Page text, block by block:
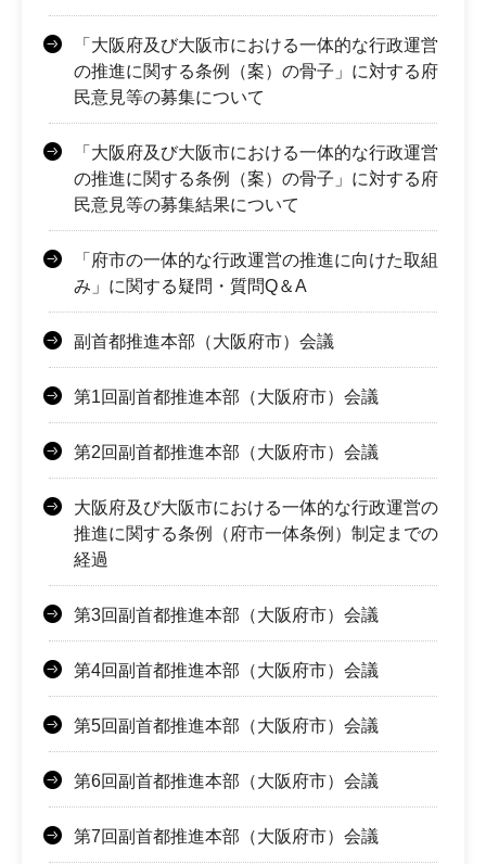
「大阪府及び大阪市における一体的な行政運営
の推進に関する条例（案）の骨子」に対する府
民意見等の募集について
「大阪府及び大阪市における一体的な行政運営
の推進に関する条例（案）の骨子」に対する府
民意見等の募集結果について
「府市の一体的な行政運営の推進に向けた取組
み」に関する疑問・質問Q＆A
副首都推進本部（大阪府市）会議
第1回副首都推進本部（大阪府市）会議
第2回副首都推進本部（大阪府市）会議
大阪府及び大阪市における一体的な行政運営の
推進に関する条例（府市一体条例）制定までの
経過
第3回副首都推進本部（大阪府市）会議
第4回副首都推進本部（大阪府市）会議
第5回副首都推進本部（大阪府市）会議
第6回副首都推進本部（大阪府市）会議
第7回副首都推進本部（大阪府市）会議